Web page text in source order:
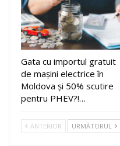
Gata cu importul gratuit
de mașini electrice în
Moldova și 50% scutire
pentru PHEV?!…
ANTERIOR URMĂTORUL